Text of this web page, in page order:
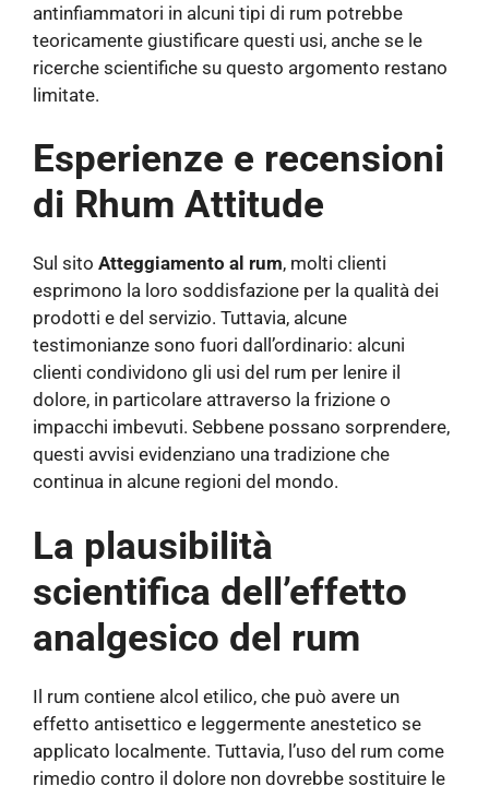
antinfiammatori in alcuni tipi di rum potrebbe
teoricamente giustificare questi usi, anche se le
ricerche scientifiche su questo argomento restano
limitate.
Esperienze e recensioni
di Rhum Attitude
Sul sito Atteggiamento al rum, molti clienti
esprimono la loro soddisfazione per la qualità dei
prodotti e del servizio. Tuttavia, alcune
testimonianze sono fuori dall’ordinario: alcuni
clienti condividono gli usi del rum per lenire il
dolore, in particolare attraverso la frizione o
impacchi imbevuti. Sebbene possano sorprendere,
questi avvisi evidenziano una tradizione che
continua in alcune regioni del mondo.
La plausibilità
scientifica dell’effetto
analgesico del rum
Il rum contiene alcol etilico, che può avere un
effetto antisettico e leggermente anestetico se
applicato localmente. Tuttavia, l’uso del rum come
rimedio contro il dolore non dovrebbe sostituire le